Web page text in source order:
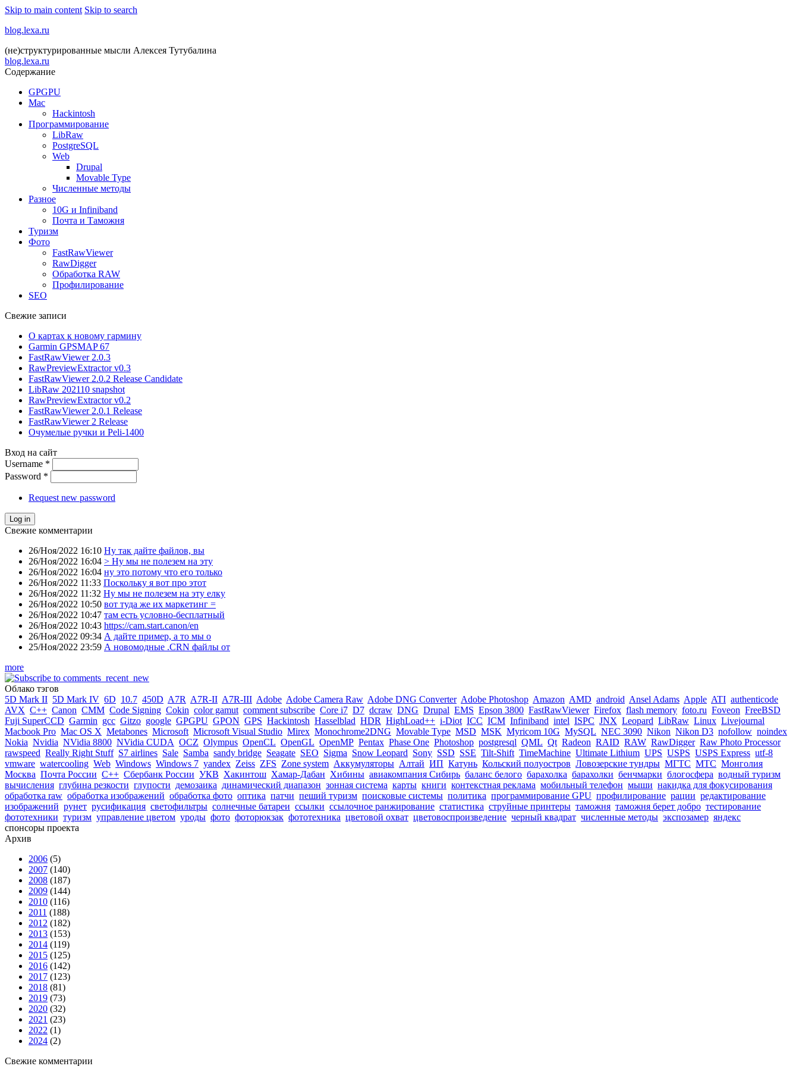
Skip to main content Skip to search
blog.lexa.ru
(не)структурированные мысли Алексея Тутубалина
blog.lexa.ru
Содержание
GPGPU
Mac
Hackintosh
Программирование
LibRaw
PostgreSQL
Web
Drupal
Movable Type
Численные методы
Разное
10G и Infiniband
Почта и Таможня
Туризм
Фото
FastRawViewer
RawDigger
Обработка RAW
Профилирование
SEO
Свежие записи
О картах к новому гармину
Garmin GPSMAP 67
FastRawViewer 2.0.3
RawPreviewExtractor v0.3
FastRawViewer 2.0.2 Release Candidate
LibRaw 202110 snapshot
RawPreviewExtractor v0.2
FastRawViewer 2.0.1 Release
FastRawViewer 2 Release
Очумелые ручки и Peli-1400
Вход на сайт
Username *
Password *
Request new password
Свежие комментарии
26/Ноя/2022 16:10 Ну так дайте файлов, вы
26/Ноя/2022 16:04 > Ну мы не полезем на эту
26/Ноя/2022 16:04 ну это потому что его только
26/Ноя/2022 11:33 Поскольку я вот про этот
26/Ноя/2022 11:32 Ну мы не полезем на эту елку
26/Ноя/2022 10:50 вот туда же их маркетинг =
26/Ноя/2022 10:47 там есть условно-бесплатный
26/Ноя/2022 10:43 https://cam.start.canon/en
26/Ноя/2022 09:34 А дайте пример, а то мы о
25/Ноя/2022 23:59 А новомодные .CRN файлы от
more
Облако тэгов
5D Mark II 5D Mark IV 6D 10.7 450D A7R A7R-II A7R-III Adobe Adobe Camera Raw Adobe DNG Converter Adobe Photoshop Amazon AMD android Ansel Adams Apple ATI authenticode
AVX C++ Canon CMM Code Signing Cokin color gamut comment subscribe Core i7 D7 dcraw DNG Drupal EMS Epson 3800 FastRawViewer Firefox flash memory foto.ru Foveon FreeBSD
Fuji SuperCCD Garmin gcc Gitzo google GPGPU GPON GPS Hackintosh Hasselblad HDR HighLoad++ i-Diot ICC ICM Infiniband intel ISPC JNX Leopard LibRaw Linux Livejournal
Macbook Pro Mac OS X Metabones Microsoft Microsoft Visual Studio Mirex Monochrome2DNG Movable Type MSD MSK Myricom 10G MySQL NEC 3090 Nikon Nikon D3 nofollow noindex
Nokia Nvidia NVidia 8800 NVidia CUDA OCZ Olympus OpenCL OpenGL OpenMP Pentax Phase One Photoshop postgresql QML Qt Radeon RAID RAW RawDigger Raw Photo Processor
rawspeed Really Right Stuff S7 airlines Sale Samba sandy bridge Seagate SEO Sigma Snow Leopard Sony SSD SSE Tilt-Shift TimeMachine Ultimate Lithium UPS USPS USPS Express utf-8
vmware watercooling Web Windows Windows 7 yandex Zeiss ZFS Zone system Аккумуляторы Алтай ИП Катунь Кольский полуостров Ловозерские тундры МГТС МТС Монголия
Москва Почта России С++ Сбербанк России УКВ Хакинтош Хамар-Дабан Хибины авиакомпания Сибирь баланс белого барахолка барахолки бенчмарки блогосфера водный туризм
вычисления глубина резкости глупости демозаика динамический диапазон зонная система карты книги контекстная реклама мобильный телефон мыши накидка для фокусирования
обработка raw обработка изображений обработка фото оптика патчи пеший туризм поисковые системы политика программирование GPU профилирование рации редактирование
изображений рунет русификация светофильтры солнечные батареи ссылки ссылочное ранжирование статистика струйные принтеры таможня таможня берет добро тестирование
фототехники туризм управление цветом уроды фото фоторюкзак фототехника цветовой охват цветовоспроизведение черный квадрат численные методы экспозамер яндекс
спонсоры проекта
Архив
2006 (5)
2007 (140)
2008 (187)
2009 (144)
2010 (116)
2011 (188)
2012 (182)
2013 (153)
2014 (119)
2015 (125)
2016 (142)
2017 (123)
2018 (81)
2019 (73)
2020 (32)
2021 (23)
2022 (1)
2024 (2)
Свежие комментарии